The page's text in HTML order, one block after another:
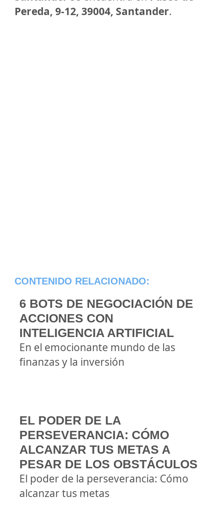
Pereda, 9-12, 39004, Santander.
CONTENIDO RELACIONADO:
6 BOTS DE NEGOCIACIÓN DE
ACCIONES CON
INTELIGENCIA ARTIFICIAL
En el emocionante mundo de las
finanzas y la inversión
EL PODER DE LA
PERSEVERANCIA: CÓMO
ALCANZAR TUS METAS A
PESAR DE LOS OBSTÁCULOS
El poder de la perseverancia: Cómo
alcanzar tus metas